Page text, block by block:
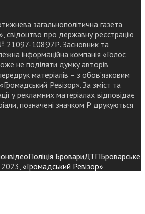
загальнополітична газета
свідоцтво про державну реєстрацію
21097-10897Р. Засновник та
інформаційна компанія «Голос
не поділяти думку авторів
матеріалів – з обов’язковим
Ревізор». За зміст та
у рекламних матеріалах відповідає
позначені значком Р друкуються
Поліція БровариДТПБроварське
2023, «Громадський Ревізор»